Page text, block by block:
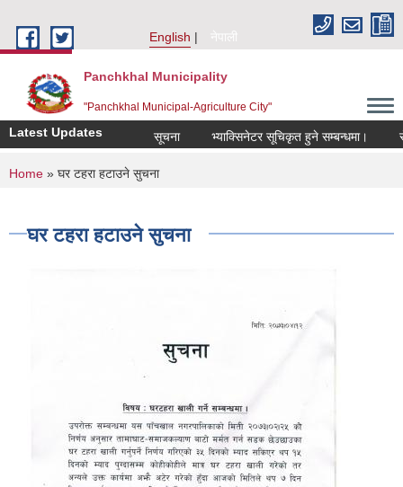
English
नेपाली
Panchkhal Municipality
"Panchkhal Municipal-Agriculture City"
Latest Updates सूचना भ्याक्सिनेटर सूचिकृत हुने सम्बन्धमा।
You are here
Home » घर टहरा हटाउने सुचना
घर टहरा हटाउने सुचना